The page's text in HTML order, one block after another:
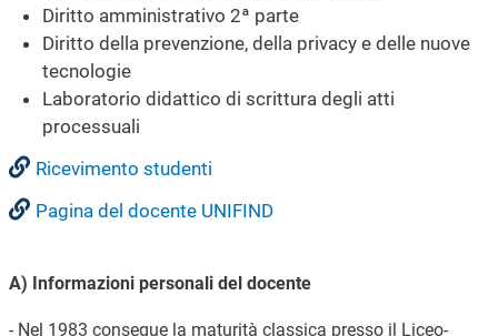
Diritto amministrativo 2ª parte
Diritto della prevenzione, della privacy e delle nuove
tecnologie
Laboratorio didattico di scrittura degli atti
processuali
Ricevimento studenti
Pagina del docente UNIFIND
A) Informazioni personali del docente
- Nel 1983 consegue la maturità classica presso il Liceo-